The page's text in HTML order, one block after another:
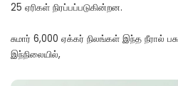
25 ஏரிகள் நிரப்பப்படுகின்றன.
சுமார் 6,000 ஏக்கர் நிலங்கள் இந்த நீரால்
இந்நிலையில்,